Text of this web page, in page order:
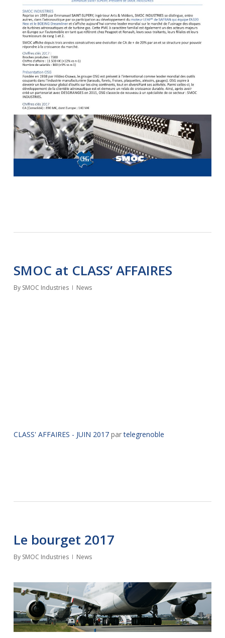
SMOC at CLASS’ AFFAIRES
By SMOC Industries News
CLASS' AFFAIRES - JUIN 2017 partelegrenoble
Le bourget 2017
By SMOC Industries News